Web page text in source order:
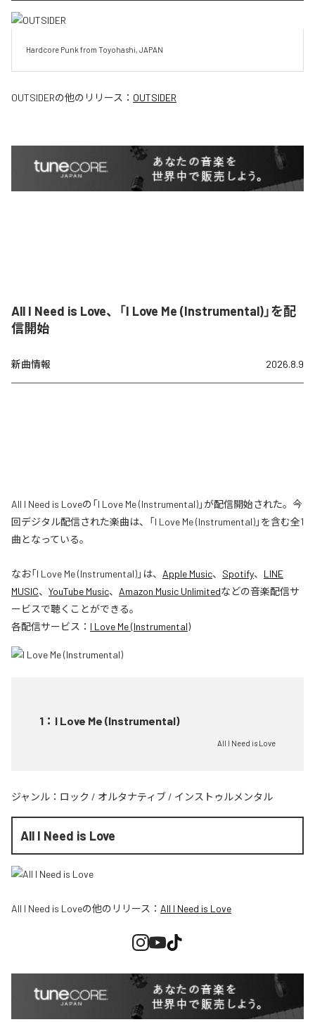
Hardcore Punk from Toyohashi, JAPAN
OUTSIDERの他のリリース： OUTSIDER
All I Need is Love、「I Love Me (Instrumental)」を配
信開始
新曲情報 2026.8.9
All I Need is Loveの「I Love Me (Instrumental)」が配信開始された。今
回デジタル配信された楽曲は、「I Love Me (Instrumental)」を含む全1
曲となっている。
なお「I Love Me (Instrumental)」は、 Apple Music、 Spotify、 LINE
MUSIC、 YouTube Music、 Amazon Music Unlimitedなどの音楽配信サ
ービスで聴くことができる。
各配信サービス： I Love Me (Instrumental)
1 ： I Love Me (Instrumental)
All I Need is Love
ジャンル： ロック / オルタナティブ / インストゥルメンタル
All I Need is Love
All I Need is Loveの他のリリース： All I Need is Love